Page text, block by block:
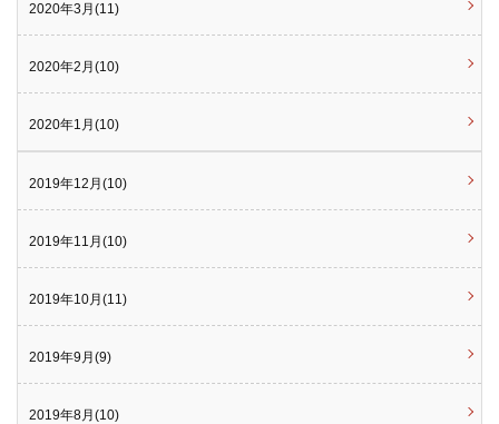
2020年3月(11)
2020年2月(10)
2020年1月(10)
2019年12月(10)
2019年11月(10)
2019年10月(11)
2019年9月(9)
2019年8月(10)